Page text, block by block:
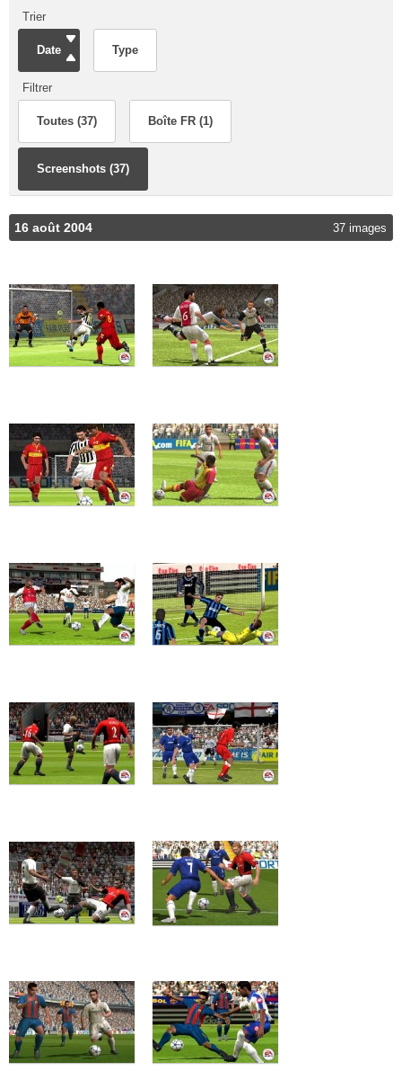
Trier
Date Type
Filtrer
Toutes (37) Boîte FR (1)
Screenshots (37)
16 août 2004 37 images